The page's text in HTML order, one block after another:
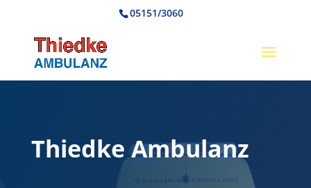
05151/3060
Thiedke Ambulanz